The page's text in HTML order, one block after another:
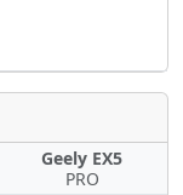
Geely EX5
PRO